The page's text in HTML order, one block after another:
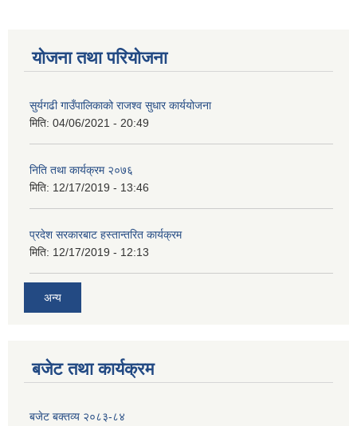
योजना तथा परियोजना
सुर्यगढी गाउँपालिकाको राजश्व सुधार कार्ययोजना
मिति: 04/06/2021 - 20:49
निति तथा कार्यक्रम २०७६
मिति: 12/17/2019 - 13:46
प्रदेश सरकारबाट हस्तान्तरित कार्यक्रम
मिति: 12/17/2019 - 12:13
अन्य
बजेट तथा कार्यक्रम
बजेट बक्तव्य २०८३-८४